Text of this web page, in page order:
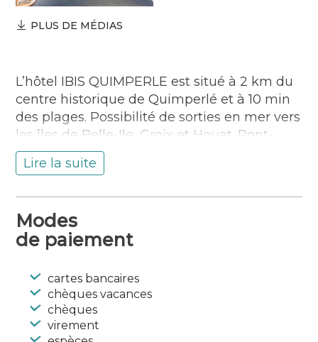
PLUS DE MÉDIAS
L’hôtel IBIS QUIMPERLE est situé à 2 km du
centre historique de Quimperlé et à 10 min
des plages. Possibilité de sorties en mer vers
les îles de Belle-Ile, Groix et Houat. Pont-
Aven, Concarneau et Lorient ne sont qu’à 20
min.
rendez-vous ouvert 24h/24, d’un parking
privé ainsi qu’un accès wifi gratuit.
Lire la suite
Modes
de paiement
cartes bancaires
chèques vacances
chèques
virement